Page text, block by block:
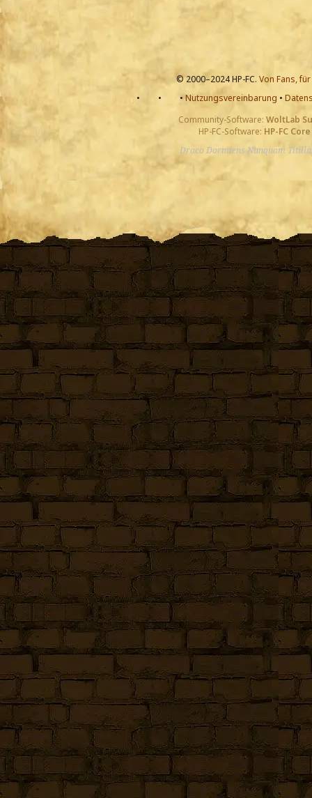
© 2000–2024 HP-FC. Von Fans,
•
• • Nutzungsvereinbarung •
Community-Software: WoltLab
HP-FC-Software: HP-FC Core
Draco Dormiens Nunquam